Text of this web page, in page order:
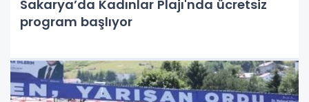
Sakarya’da Kadınlar Plajı'nda ücretsiz
program başlıyor